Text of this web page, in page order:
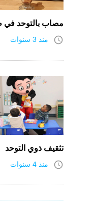
مصاب بالتوحد في
access_time منذ 3 سنوات
تثقيف ذوي التوحد
access_time منذ 4 سنوات